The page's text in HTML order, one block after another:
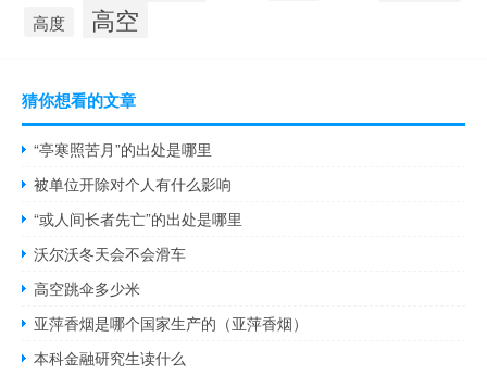
高度 高空
猜你想看的文章
“亭寒照苦月”的出处是哪里
被单位开除对个人有什么影响
“或人间长者先亡”的出处是哪里
沃尔沃冬天会不会滑车
高空跳伞多少米
亚萍香烟是哪个国家生产的（亚萍香烟）
本科金融研究生读什么